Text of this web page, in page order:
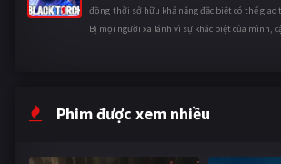
đồng thời sở hữu khả năng đặc biệt có thể giao
Bị mọi người xa lánh vì sự khác biệt của mình,
Phim được xem nhiều